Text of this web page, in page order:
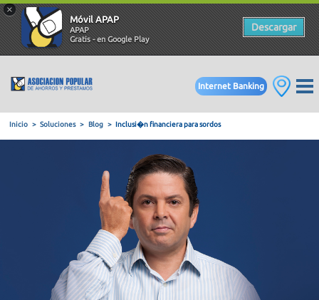
×
Móvil APAP
APAP
Gratis - en Google Play
Descargar
Internet Banking
Soluciones Blog Inclusi�n financiera para sordos